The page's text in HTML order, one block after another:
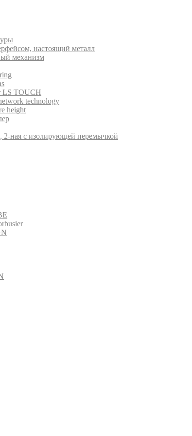
настоящий металл
механизм
LS TOUCH
technology
height
2-ная с изолирующей перемычкой